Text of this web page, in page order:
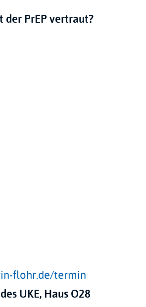
der PrEP vertraut?
flohr.de/termin
UKE, Haus O28